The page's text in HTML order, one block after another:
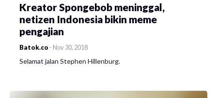
Kreator Spongebob meninggal,
netizen Indonesia bikin meme
pengajian
Batok.co - Nov 30, 2018
Selamat jalan Stephen Hillenburg.